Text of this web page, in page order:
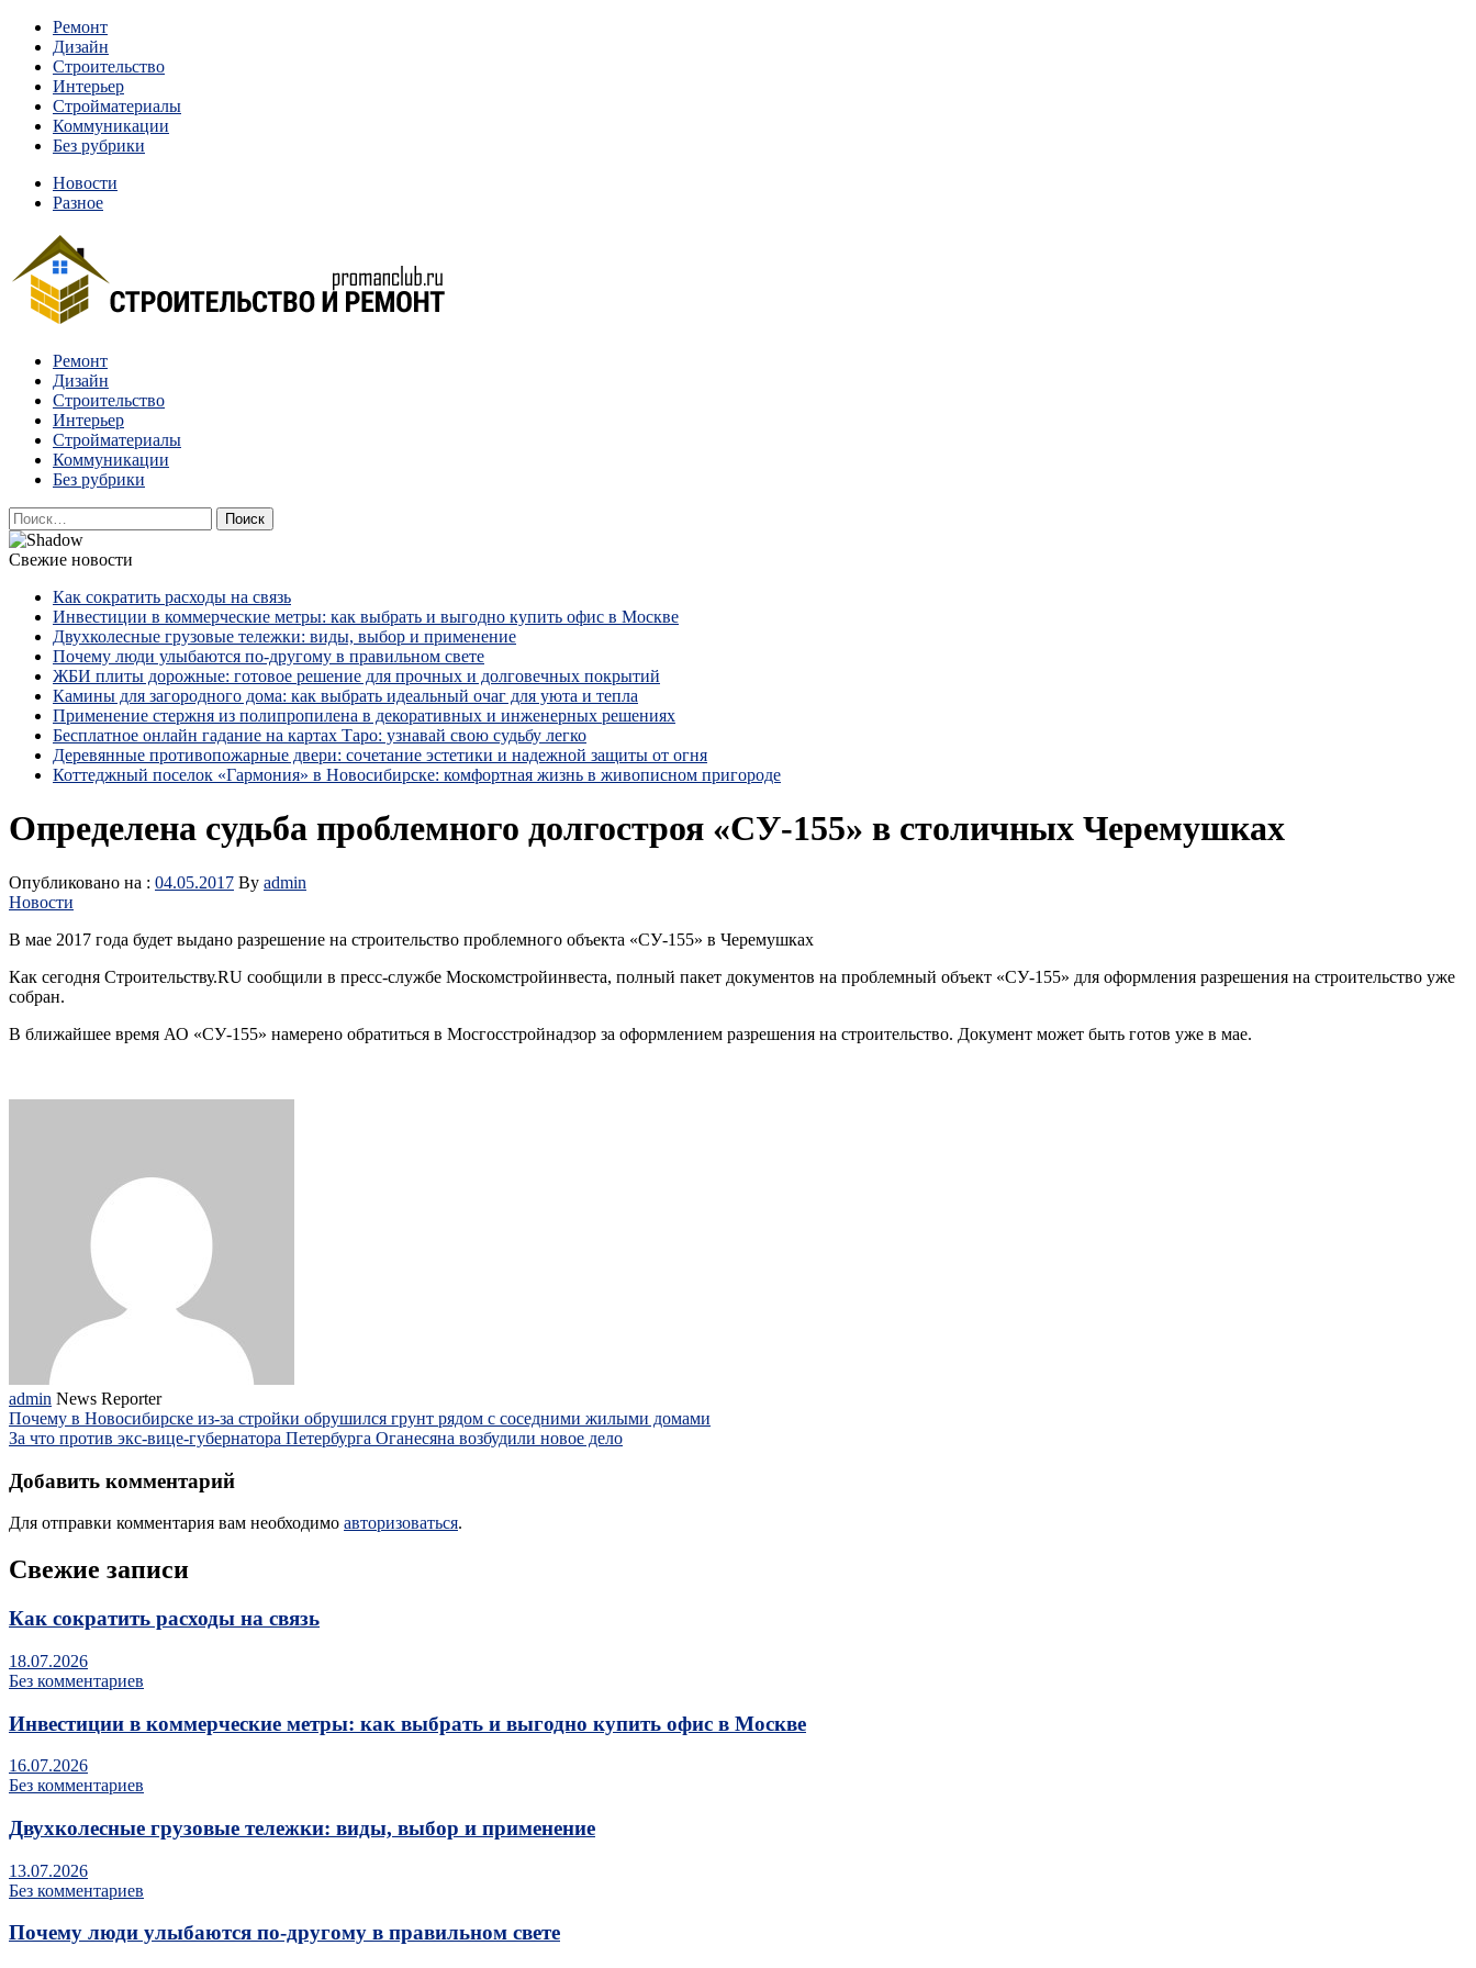
Перейти
содержимому
Ремонт
Дизайн
Строительство
Интерьер
Стройматериалы
Коммуникации
Без рубрики
Новости
Разное
Строительство и ремонт
Квартиры и дома, в которых живут разные люди, очень отличаются между собой.
Ремонт
Дизайн
Строительство
Интерьер
Стройматериалы
Коммуникации
Без рубрики
Найти:
Свежие новости
Как сократить расходы на связь
Инвестиции в коммерческие метры: как выбрать и выгодно купить офис в Москве
Двухколесные грузовые тележки: виды, выбор и применение
Почему люди улыбаются по‑другому в правильном свете
ЖБИ плиты дорожные: готовое решение для прочных и долговечных покрытий
Камины для загородного дома: как выбрать идеальный очаг для уюта и тепла
Применение стержня из полипропилена в декоративных и инженерных решениях
Бесплатное онлайн гадание на картах Таро: узнавай свою судьбу легко
Деревянные противопожарные двери: сочетание эстетики и надежной защиты от огня
Коттеджный поселок «Гармония» в Новосибирске: комфортная жизнь в живописном пригороде
Определена судьба проблемного долгостроя «СУ-155» в столичных Черемушках
Опубликовано на : 04.05.2017 By admin
Новости
В мае 2017 года будет выдано разрешение на строительство проблемного объекта «СУ-155» в Черемушках
Как сегодня Строительству.RU сообщили в пресс-службе Москомстройинвеста, полный пакет документов на проблемный объект «СУ-155» для оформления разрешения на строительство уже
собран.
В ближайшее время АО «СУ-155» намерено обратиться в Мосгосстройнадзор за оформлением разрешения на строительство. Документ может быть готов уже в мае.
admin News Reporter
Почему в Новосибирске из-за стройки обрушился грунт рядом с соседними жилыми домами
За что против экс-вице-губернатора Петербурга Оганесяна возбудили новое дело
Добавить комментарий
Для отправки комментария вам необходимо авторизоваться.
Свежие записи
Как сократить расходы на связь
18.07.2026
Без комментариев
Инвестиции в коммерческие метры: как выбрать и выгодно купить офис в Москве
16.07.2026
Без комментариев
Двухколесные грузовые тележки: виды, выбор и применение
13.07.2026
Без комментариев
Почему люди улыбаются по‑другому в правильном свете